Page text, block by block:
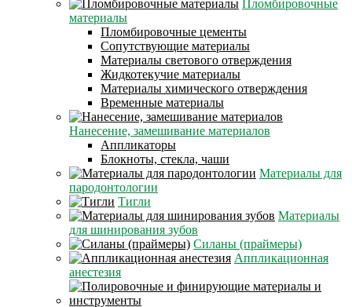
Пломбировочные
материалы
Пломбировочные цементы
Сопутствующие материалы
Материалы светового отверждения
Жидкотекучие материалы
Материалы химического отверждения
Временные материалы
Нанесение, замешивание материалов
Аппликаторы
Блокноты, стекла, чаши
Материалы для
пародонтологии
Тигли
Материалы
для шинирования зубов
Силаны (праймеры)
Аппликационная
анестезия